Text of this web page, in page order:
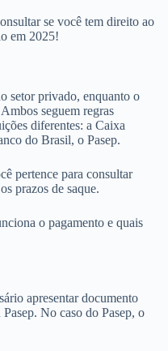
se você tem direito ao
em 2025!
setor privado, enquanto o
seguem regras
diferentes: a Caixa
do Brasil, o Pasep.
pertence para consultar
prazos de saque.
o pagamento e quais
apresentar documento
No caso do Pasep, o